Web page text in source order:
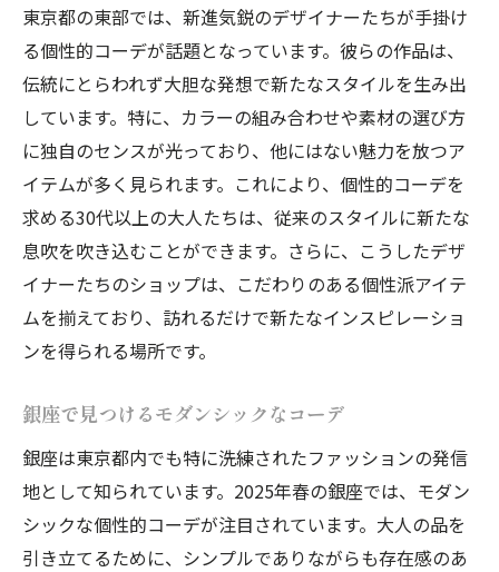
東京都の東部では、新進気鋭のデザイナーたちが手掛け
る個性的コーデが話題となっています。彼らの作品は、
伝統にとらわれず大胆な発想で新たなスタイルを生み出
しています。特に、カラーの組み合わせや素材の選び方
に独自のセンスが光っており、他にはない魅力を放つア
イテムが多く見られます。これにより、個性的コーデを
求める30代以上の大人たちは、従来のスタイルに新たな
息吹を吹き込むことができます。さらに、こうしたデザ
イナーたちのショップは、こだわりのある個性派アイテ
ムを揃えており、訪れるだけで新たなインスピレーショ
ンを得られる場所です。
銀座で見つけるモダンシックなコーデ
銀座は東京都内でも特に洗練されたファッションの発信
地として知られています。2025年春の銀座では、モダン
シックな個性的コーデが注目されています。大人の品を
引き立てるために、シンプルでありながらも存在感のあ